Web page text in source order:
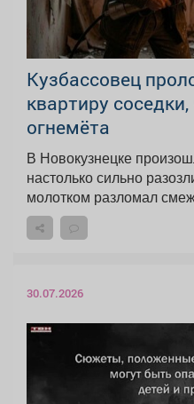
Кузбассовец
квартиру
огнемёта
В Новокузнецке
настолько сильно
молотком разломал
30.07.2026